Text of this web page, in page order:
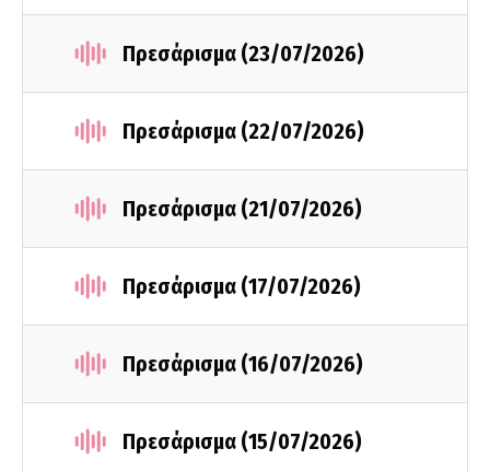
Πρεσάρισμα (23/07/2026)
Πρεσάρισμα (22/07/2026)
Πρεσάρισμα (21/07/2026)
Πρεσάρισμα (17/07/2026)
Πρεσάρισμα (16/07/2026)
Πρεσάρισμα (15/07/2026)